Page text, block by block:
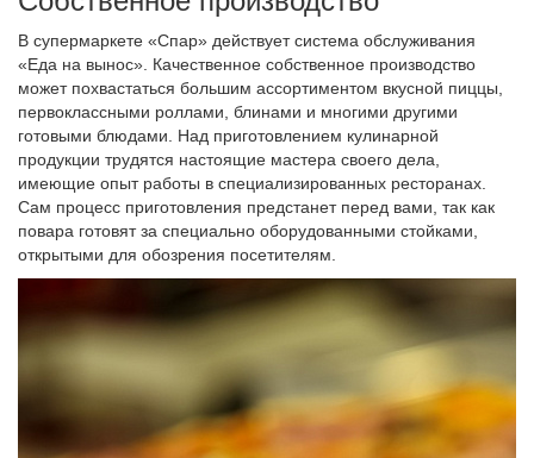
В супермаркете «Спар» действует система обслуживания
«Еда на вынос». Качественное собственное производство
может похвастаться большим ассортиментом вкусной пиццы,
первоклассными роллами, блинами и многими другими
готовыми блюдами. Над приготовлением кулинарной
продукции трудятся настоящие мастера своего дела,
имеющие опыт работы в специализированных ресторанах.
Сам процесс приготовления предстанет перед вами, так как
повара готовят за специально оборудованными стойками,
открытыми для обозрения посетителям.